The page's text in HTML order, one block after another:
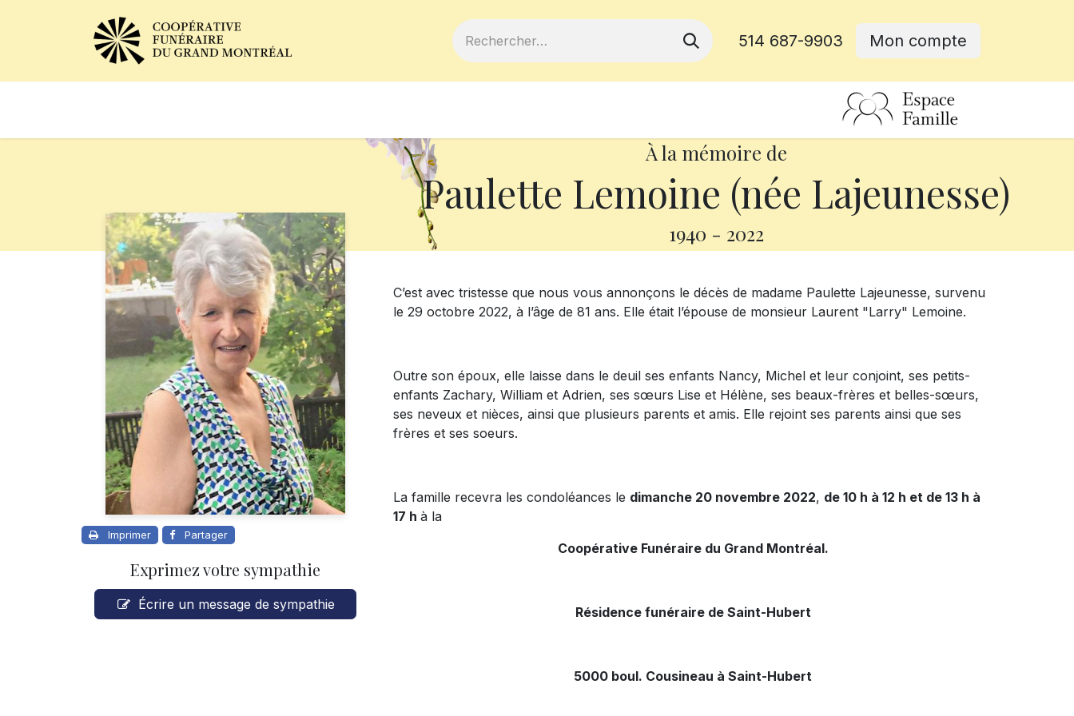
514 687-9903 Mon compte
À la mémoire de
Paulette Lemoine (née Lajeunesse)
1940 - 2022
Imprimer Partager
Exprimez votre sympathie
Écrire un message de sympathie
C’est avec tristesse que nous vous annonçons le décès de madame Paulette Lajeunesse, survenu
le 29 octobre 2022, à l’âge de 81 ans. Elle était l’épouse de monsieur Laurent "Larry" Lemoine.
Outre son époux, elle laisse dans le deuil ses enfants Nancy, Michel et leur conjoint, ses petits-
enfants Zachary, William et Adrien, ses sœurs Lise et Hélène, ses beaux-frères et belles-sœurs,
ses neveux et nièces, ainsi que plusieurs parents et amis. Elle rejoint ses parents ainsi que ses
frères et ses soeurs.
La famille recevra les condoléances le dimanche 20 novembre 2022, de 10 h à 12 h et de 13 h à
17 h à la
Coopérative Funéraire du Grand Montréal.
Résidence funéraire de Saint-Hubert
5000 boul. Cousineau à Saint-Hubert